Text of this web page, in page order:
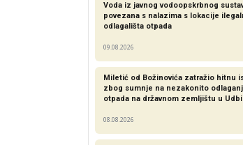
Voda iz javnog vodoopskrbnog
povezana s nalazima s lokacije
odlagališta otpada
09.08.2026
Miletić od Božinovića zatražio hitnu
zbog sumnje na nezakonito
otpada na državnom zemljištu u
08.08.2026